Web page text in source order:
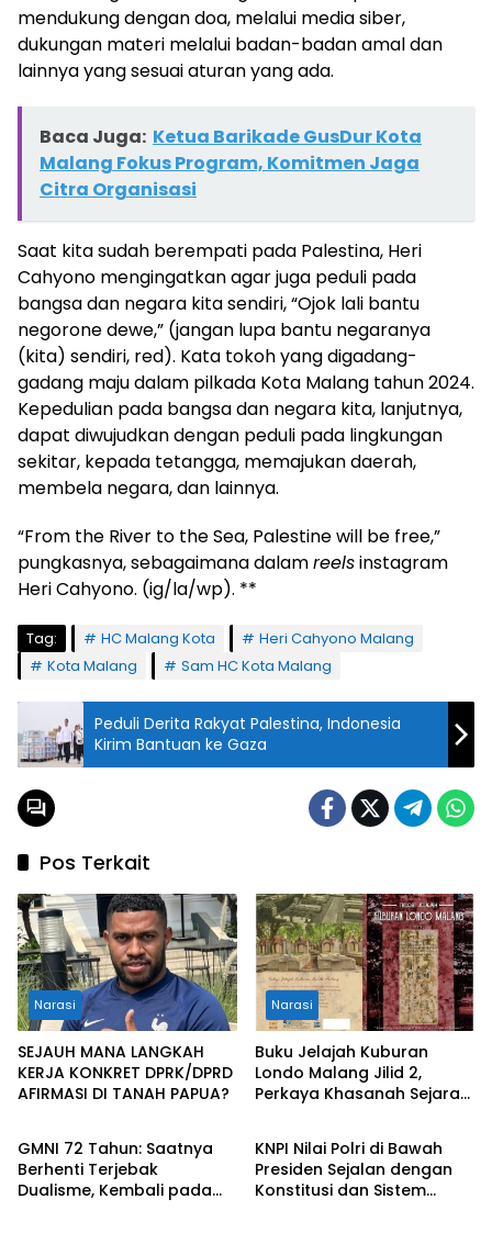
mendukung dengan doa, melalui media siber,
dukungan materi melalui badan-badan amal dan
lainnya yang sesuai aturan yang ada.
Baca Juga: Ketua Barikade GusDur Kota
Malang Fokus Program, Komitmen Jaga
Citra Organisasi
Saat kita sudah berempati pada Palestina, Heri
Cahyono mengingatkan agar juga peduli pada
bangsa dan negara kita sendiri, “Ojok lali bantu
negorone dewe,” (jangan lupa bantu negaranya
(kita) sendiri, red). Kata tokoh yang digadang-
gadang maju dalam pilkada Kota Malang tahun 2024.
Kepedulian pada bangsa dan negara kita, lanjutnya,
dapat diwujudkan dengan peduli pada lingkungan
sekitar, kepada tetangga, memajukan daerah,
membela negara, dan lainnya.
“From the River to the Sea, Palestine will be free,”
pungkasnya, sebagaimana dalamreelsinstagram
Heri Cahyono. (ig/la/wp). **
Tag: HC Malang Kota
Heri Cahyono Malang
Kota Malang
Sam HC Kota Malang
Peduli Derita Rakyat Palestina, Indonesia
Kirim Bantuan ke Gaza
Pos Terkait
Narasi
SEJAUH MANA LANGKAH
KERJA KONKRET DPRK/DPRD
AFIRMASI DI TANAH PAPUA?
Narasi
Buku Jelajah Kuburan
Londo Malang Jilid 2,
Perkaya Khasanah Sejarah
Narasi
GMNI 72 Tahun: Saatnya
Berhenti Terjebak
Dualisme, Kembali pada
Diskusi Publik
KNPI Nilai Polri di Bawah
Presiden Sejalan dengan
Konstitusi dan Sistem
Narasi Narasi